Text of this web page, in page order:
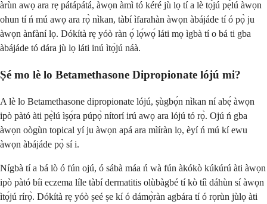
àrùn awọ ara rẹ pátápátá, àwọn àmì tó kéré jù lọ tí a lè tọ́jú pẹ̀lú àwọn
ohun tí ń mú awọ ara rọ̀ nìkan, tàbí ìfarahàn àwọn àbájáde tí ó pọ̀ ju
àwọn ànfàní lọ. Dókítà rẹ yóò ràn ọ́ lọ́wọ́ láti mọ ìgbà tí o bá ti gba
àbájáde tó dára jù lọ láti inú ìtọ́jú náà.
Ṣé mo lè lo Betamethasone Dipropionate lójú mi?
A lè lo Betamethasone dipropionate lójú, ṣùgbọ́n nìkan ní abẹ́ àwọn
ipò pàtó àti pẹ̀lú ìṣọ́ra púpọ̀ nítorí irú awọ ara lójú tó rọ̀. Ojú ń gba
àwọn oògùn topical yí ju àwọn apá ara mìíràn lọ, èyí ń mú kí ewu
àwọn àbájáde pọ̀ sí i.
Nígbà tí a bá lò ó fún ojú, ó sábà máa ń wà fún àkókò kúkúrú àti àwọn
ipò pàtó bíi eczema líle tàbí dermatitis olùbàgbé tí kò tíì dáhùn sí àwọn
ìtọ́jú rírọ̀. Dókítà rẹ yóò ṣeé ṣe kí ó dámọ̀ràn agbára tí ó rọrùn jùlọ àti